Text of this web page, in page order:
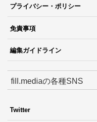
プライバシー・ポリシー
免責事項
編集ガイドライン
fill.mediaの各種SNS
Twitter